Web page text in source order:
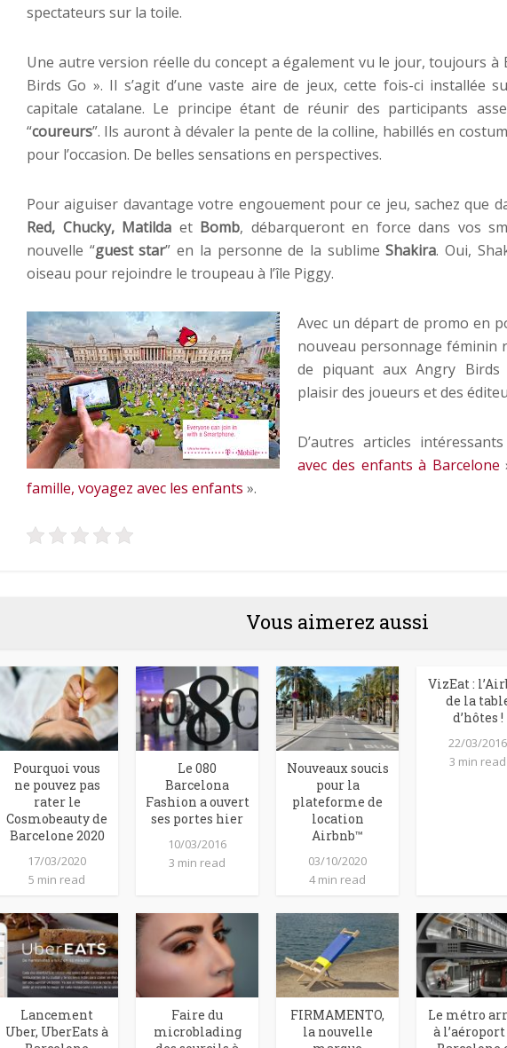
spectateurs sur la toile.
Une autre version réelle du concept a également vu le jour, toujours à
Birds Go ». Il s’agit d’une vaste aire de jeux, cette fois-ci installée
capitale catalane. Le principe étant de réunir des participants
“coureurs”. Ils auront à dévaler la pente de la colline, habillés en
pour l’occasion. De belles sensations en perspectives.
Pour aiguiser davantage votre engouement pour ce jeu, sachez que
Red, Chucky, Matilda et Bomb, débarqueront en force dans vos
nouvelle “guest star” en la personne de la sublimeShakira. Oui,
oiseau pour rejoindre le troupeau à l’île Piggy.
Avec un départ de promo en
nouveau personnage féminin
de piquant aux Angry
plaisir des joueurs et des
D’autres articles
avec des enfants à Barcelone
famille, voyagez avec les enfants ».
Vous aimerez aussi
Pourquoi vous
ne pouvez pas
rater le
Cosmobeauty de
Barcelone 2020
17/03/2020
5 min read
Le 080
Barcelona
Fashion a ouvert
ses portes hier
10/03/2016
3 min read
Nouveaux soucis
pour la
plateforme de
location
Airbnb™
03/10/2020
4 min read
VizEat :
de la
d’hôtes !
22/03/2016
3 min read
Lancement
Uber, UberEats à
Faire du
microblading
FIRMAMENTO,
la nouvelle
Le métro
à l’aéroport